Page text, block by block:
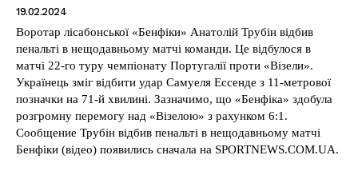
19.02.2024
Воротар лісабонської «Бенфіки» Анатолій Трубін відбив
пенальті в нещодавньому матчі команди. Це відбулося в
матчі 22-го туру чемпіонату Португалії проти «Візели».
Українець зміг відбити удар Самуеля Ессенде з 11-метрової
позначки на 71-й хвилині. Зазначимо, що «Бенфіка» здобула
розгромну перемогу над «Візелою» з рахунком 6:1.
Сообщение Трубін відбив пенальті в нещодавньому матчі
Бенфіки (відео) появились сначала на SPORTNEWS.COM.UA.